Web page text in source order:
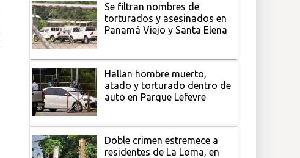
Se filtran nombres de
torturados y asesinados en
Panamá Viejo y Santa Elena
Hallan hombre muerto,
atado y torturado dentro de
auto en Parque Lefevre
Doble crimen estremece a
residentes de La Loma, en